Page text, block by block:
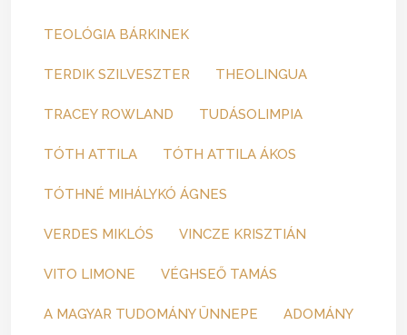
TEOLÓGIA BÁRKINEK
TERDIK SZILVESZTER THEOLINGUA
TRACEY ROWLAND TUDÁSOLIMPIA
TÓTH ATTILA TÓTH ATTILA ÁKOS
TÓTHNÉ MIHÁLYKÓ ÁGNES
VERDES MIKLÓS VINCZE KRISZTIÁN
VITO LIMONE VÉGHSEŐ TAMÁS
A MAGYAR TUDOMÁNY ÜNNEPE ADOMÁNY